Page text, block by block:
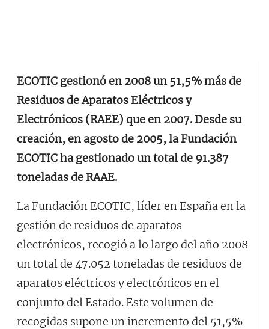
ECOTIC gestionó en 2008 un 51,5% más de
Residuos de Aparatos Eléctricos y
Electrónicos (RAEE) que en 2007. Desde su
creación, en agosto de 2005, la Fundación
ECOTIC ha gestionado un total de 91.387
toneladas de RAAE.
La Fundación ECOTIC, líder en España en la
gestión de residuos de aparatos
electrónicos, recogió a lo largo del año 2008
un total de 47.052 toneladas de residuos de
aparatos eléctricos y electrónicos en el
conjunto del Estado. Este volumen de
recogidas supone un incremento del 51,5%